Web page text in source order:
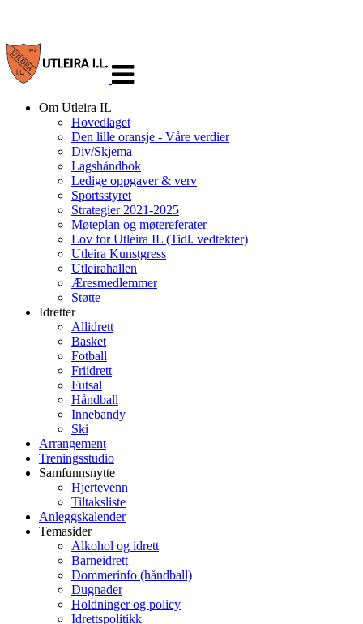
navigasjon
Om Utleira IL
Hovedlaget
Den lille oransje - Våre verdier
Div/Skjema
Lagshåndbok
Ledige oppgaver & verv
Sportsstyret
Strategier 2021-2025
Møteplan og møtereferater
Lov for Utleira IL (Tidl. vedtekter)
Utleira Kunstgress
Utleirahallen
Æresmedlemmer
Støtte
Idretter
Allidrett
Basket
Fotball
Friidrett
Futsal
Håndball
Innebandy
Ski
Arrangement
Treningsstudio
Samfunnsnytte
Hjertevenn
Tiltaksliste
Anleggskalender
Temasider
Alkohol og idrett
Barneidrett
Dommerinfo (håndball)
Dugnader
Holdninger og policy
Idrettspolitikk